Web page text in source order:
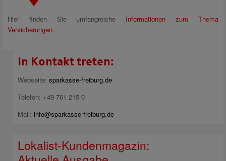
Hier finden Sie umfangreiche Informationen zum Thema
Versicherungen.
In Kontakt treten:
Webseite: sparkasse-freiburg.de
Telefon: +49 761 215-0
Mail: info@sparkasse-freiburg.de
Lokalist-Kundenmagazin: